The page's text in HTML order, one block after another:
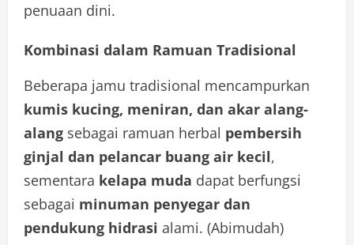
penuaan dini.
Kombinasi dalam Ramuan Tradisional
Beberapa jamu tradisional mencampurkan
kumis kucing, meniran, dan akar alang-
alang sebagai ramuan herbal pembersih
ginjal dan pelancar buang air kecil,
sementara kelapa muda dapat berfungsi
sebagai minuman penyegar dan
pendukung hidrasi alami. (Abimudah)